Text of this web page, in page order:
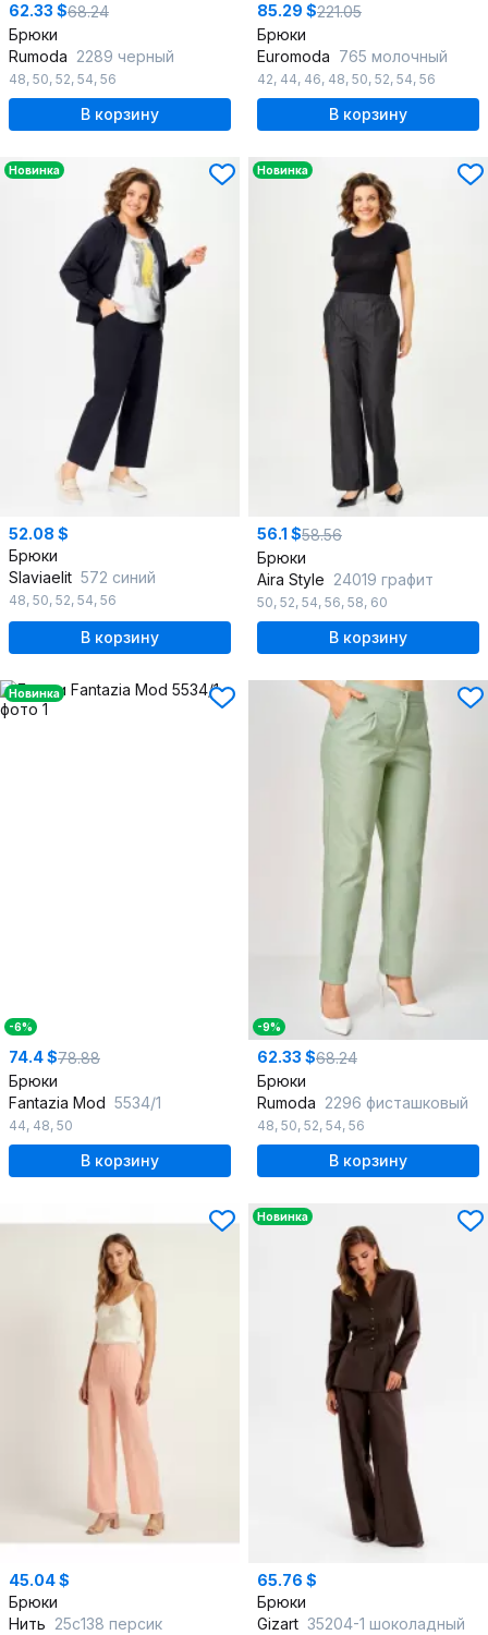
62.33 $68.24
Брюки
Rumoda 2289 черный
48, 50, 52, 54, 56
В корзину
85.29 $221.05
Брюки
Euromoda 765 молочный
42, 44, 46, 48, 50, 52, 54, 56
В корзину
Новинка
52.08 $
Брюки
Slaviaelit 572 синий
48, 50, 52, 54, 56
В корзину
Новинка
56.1 $58.56
Брюки
Aira Style 24019 графит
50, 52, 54, 56, 58, 60
В корзину
Новинка
-6%
74.4 $78.88
Брюки
Fantazia Mod 5534/1
44, 48, 50
В корзину
-9%
62.33 $68.24
Брюки
Rumoda 2296 фисташковый
48, 50, 52, 54, 56
В корзину
45.04 $
Брюки
Нить 25с138 персик
Новинка
65.76 $
Брюки
Gizart 35204-1 шоколадный